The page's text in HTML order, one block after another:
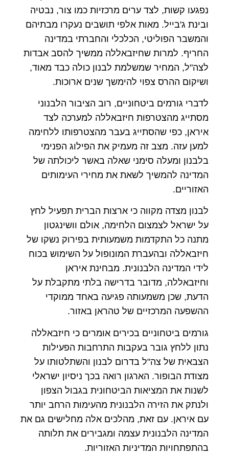
נפגעו קשות, לצד ערים מרכזיות כמו צור, נבטיה
ובינת ג'בייל. מאות אלפי תושבים נעקרו מבתיהם
והמשבר הפוליטי, הכלכלי והחברתי במדינה
החריף. למרות שחיזבאללה ממשיך להסב אבדות
לצה"ל, המחיר שמשלמת לבנון כולה כבד מאוד,
ושיקום ההרס צפוי להימשך שנים ארוכות.
לדברי גורמים ביטחוניים, רוב הציבור הלבנוני
מסתייג מהצטרפות חיזבאללה למערכה לצד
איראן, כפי שהסתייג בעבר מהצטרפותו ללחימה
למען עזה. מצב זה מעמיק את הפילוג הפנימי
בלבנון ומעלה סימני שאלה באשר ליכולתה של
המדינה להמשיך לשאת את מחירי העימותים
האזוריים.
לבנון מצדה מקווה כי ארצות הברית תפעיל לחץ
על ישראל לצמצום הלחימה, אולם וושינגטון
מתנה כל התקדמות משמעותית בפירוק נשקו של
חיזבאללה ובהעברת המונופול על השימוש בכוח
לידי המדינה הלבנונית. מבחינת איראן
וחיזבאללה, מדובר בדרישה בלתי מתקבלת על
הדעת, שכן משמעותה פגיעה באחד ממוקדי
ההשפעה המרכזיים של טהראן באזור.
גורמים ביטחוניים בכירים אומרים כי חיזבאללה
נתון ללחץ גובר בעקבות התרחבות הפעילות
הצבאית של צה"ל בדרום לבנון והשתלטותו על
מצודת הבופור. הארגון רואה בכך ניסיון ישראלי
לשנות את המציאות הביטחונית בגבול הצפון
ולנתק את הזירה הלבנונית מהעימות הרחב יותר
עם איראן. עם זאת, מהלכים אלה מחלישים גם את
המדינה הלבנונית עצמה ומגבירים את תלותה
בהתפתחויות המדיניות האזוריות.